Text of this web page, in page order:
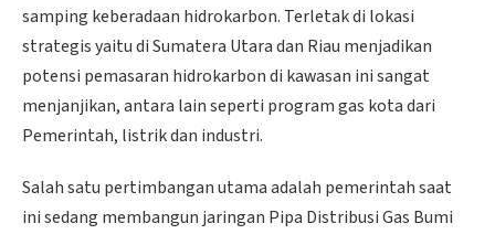
samping keberadaan hidrokarbon. Terletak di lokasi
strategis yaitu di Sumatera Utara dan Riau menjadikan
potensi pemasaran hidrokarbon di kawasan ini sangat
menjanjikan, antara lain seperti program gas kota dari
Pemerintah, listrik dan industri.
Salah satu pertimbangan utama adalah pemerintah saat
ini sedang membangun jaringan Pipa Distribusi Gas Bumi